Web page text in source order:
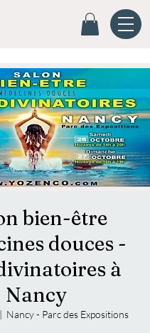
bien-être
douces -
à
Nancy
Nancy - Parc des Expositions